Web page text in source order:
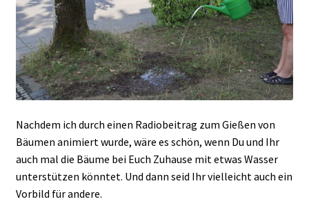
Nachdem ich durch einen Radiobeitrag zum Gießen von
Bäumen animiert wurde, wäre es schön, wenn Du und Ihr
auch mal die Bäume bei Euch Zuhause mit etwas Wasser
unterstützen könntet. Und dann seid Ihr vielleicht auch ein
Vorbild für andere.